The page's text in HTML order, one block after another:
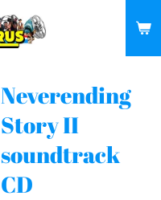
Neverending
Story II
soundtrack
CD